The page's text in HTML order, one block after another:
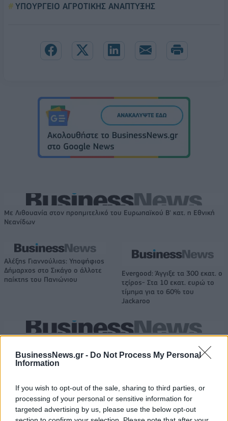
BusinessNews.gr - Do Not Process My Personal
Information
If you wish to opt-out of the sale, sharing to third parties, or
processing of your personal or sensitive information for
targeted advertising by us, please use the below opt-out
ΥΠΟΥΡΓΕΙΟ ΑΓΡΟΤΙΚΗΣ ΑΝΑΠΤΥΞΗΣ
Με Λιθουανία στον προημιτελικό του Ευρωπαϊκού Β' κατ. η Εθνική
Νεανίδων
Αλέξης Γιαννούλιας: Υποψήφιος
Δήμαρχος στο Σικάγο ο άλλοτε
παίκτης του Πανιώνιου
Evergood: Άγγιξε τα 300 εκατ. ο
τζίρος- Στα 10 εκατ. ευρώ το
τίμημα για το 60% του
Jackaroo
ΔΕΗ: Ισχυρή ανάπτυξη στο α΄
εξάμηνο 2026 με
προσαρμοσμένο EBITDA στα 1,2
TV: Η σκακιέρα της νέας σεζόν